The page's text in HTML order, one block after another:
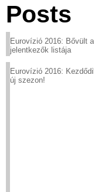
Posts
Eurovízió 2016: Bővült a
jelentkezők listája
Eurovízió 2016:
új szezon!